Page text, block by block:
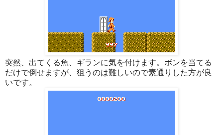
突然、出てくる魚、ギランに気を付けます。ボンを当てる
だけで倒せますが、狙うのは難しいので素通りした方が良
いです。